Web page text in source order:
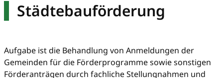
Städtebauförderung
Aufgabe ist die Behandlung von Anmeldungen der
Gemeinden für die Förderprogramme sowie sonstigen
Förderanträgen durch fachliche Stellungnahmen und